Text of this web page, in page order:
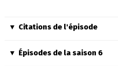
Citations de l'épisode
Épisodes de la saison 6